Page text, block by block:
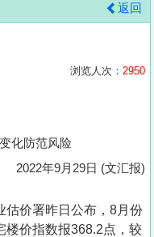
返回
浏览人次： 2950
化防范风险
2022年9月29日 (文汇报)
估价署昨日公布，8月份
楼价指数报368.2点，较